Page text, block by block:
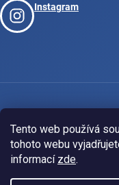
Tento web používá
tohoto webu
informací zde.
Instagram
Copyright 2026